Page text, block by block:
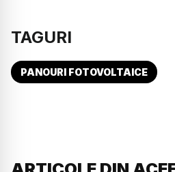
TAGURI
PANOURI FOTOVOLTAICE